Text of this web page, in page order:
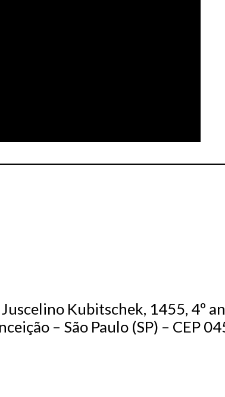
Juscelino Kubitschek, 1455, 4º
– São Paulo (SP) – CEP